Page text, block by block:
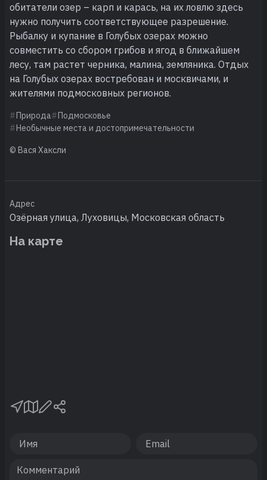
обитатели озер – карп и карась, на их ловлю здесь
нужно получить соответствующее разрешение.
Рыбалку и купание в Голубых озерах можно
совместить со сбором грибов и ягод в ближайшем
лесу, там растет черника, малина, земляника. Отдых
на Голубых озерах востребован и москвичами, и
жителями подмосковных регионов.
Природа
Подмосковье
Необычные места и достопримечательности
© Вася Хаксли
Адрес
Озёрная улица, Луховицы, Московская область
На карте